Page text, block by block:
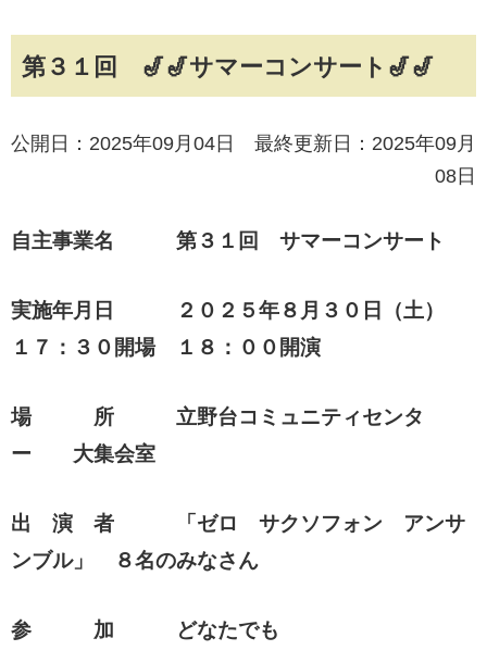
第３１回 🎷🎷サマーコンサート🎷🎷
公開日：2025年09月04日 最終更新日：2025年09月
08日
自主事業名 第３１回 サマーコンサート
実施年月日 ２０２５年８月３０日（土）
１７：３０開場 １８：００開演
場 所 立野台コミュニティセンタ
ー 大集会室
出 演 者 「ゼロ サクソフォン アンサ
ンブル」 ８名のみなさん
参 加 どなたでも